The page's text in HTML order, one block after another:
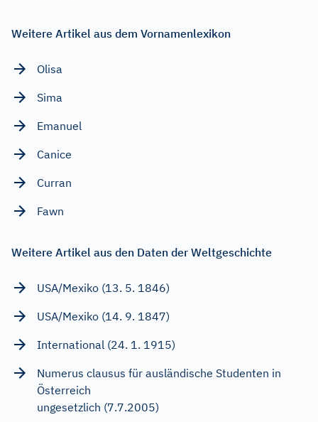
Weitere Artikel aus dem Vornamenlexikon
Olisa
Sima
Emanuel
Canice
Curran
Fawn
Weitere Artikel aus den Daten der Weltgeschichte
USA/Mexiko (13. 5. 1846)
USA/Mexiko (14. 9. 1847)
International (24. 1. 1915)
Numerus clausus für ausländische Studenten in
Österreich
ungesetzlich (7.7.2005)